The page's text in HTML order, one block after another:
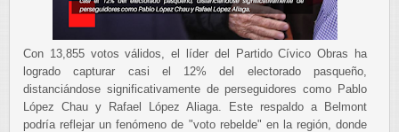
Con 13,855 votos válidos, el líder del Partido Cívico Obras ha
logrado capturar casi el 12% del electorado pasqueño,
distanciándose significativamente de perseguidores como Pablo
López Chau y Rafael López Aliaga. Este respaldo a Belmont
podría reflejar un fenómeno de "voto rebelde" en la región, donde